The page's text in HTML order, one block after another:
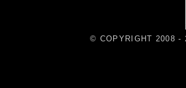
© COPYRIGHT 2008